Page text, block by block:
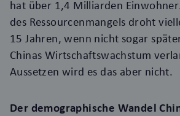
hat über 1,4 Milliarden
des Ressourcenmangels droht
15 Jahren, wenn nicht sogar
Chinas Wirtschaftswachstum
Aussetzen wird es das aber nicht.
Der demographische Wandel